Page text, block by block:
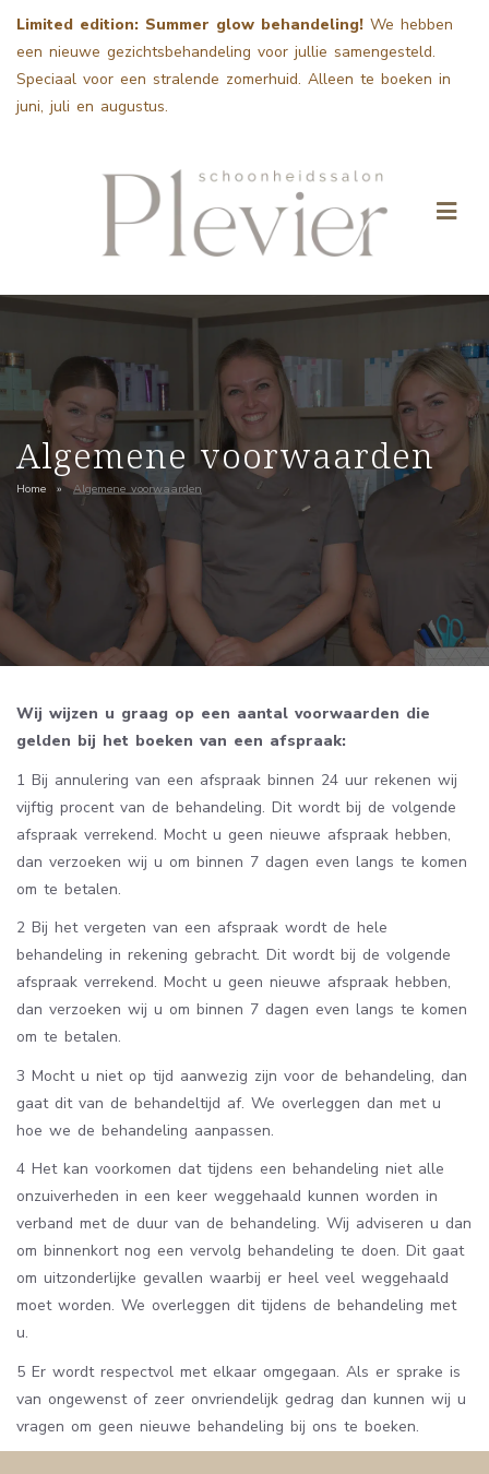
Limited edition: Summer glow behandeling! We hebben
een nieuwe gezichtsbehandeling voor jullie samengesteld.
Speciaal voor een stralende zomerhuid. Alleen te boeken in
juni, juli en augustus.
Algemene voorwaarden
Home » Algemene voorwaarden
Wij wijzen u graag op een aantal voorwaarden die
gelden bij het boeken van een afspraak:
1 Bij annulering van een afspraak binnen 24 uur rekenen wij
vijftig procent van de behandeling. Dit wordt bij de volgende
afspraak verrekend. Mocht u geen nieuwe afspraak hebben,
dan verzoeken wij u om binnen 7 dagen even langs te komen
om te betalen.
2 Bij het vergeten van een afspraak wordt de hele
behandeling in rekening gebracht. Dit wordt bij de volgende
afspraak verrekend. Mocht u geen nieuwe afspraak hebben,
dan verzoeken wij u om binnen 7 dagen even langs te komen
om te betalen.
3 Mocht u niet op tijd aanwezig zijn voor de behandeling, dan
gaat dit van de behandeltijd af. We overleggen dan met u
hoe we de behandeling aanpassen.
4 Het kan voorkomen dat tijdens een behandeling niet alle
onzuiverheden in een keer weggehaald kunnen worden in
verband met de duur van de behandeling. Wij adviseren u dan
om binnenkort nog een vervolg behandeling te doen. Dit gaat
om uitzonderlijke gevallen waarbij er heel veel weggehaald
moet worden. We overleggen dit tijdens de behandeling met
u.
5 Er wordt respectvol met elkaar omgegaan. Als er sprake is
van ongewenst of zeer onvriendelijk gedrag dan kunnen wij u
vragen om geen nieuwe behandeling bij ons te boeken.